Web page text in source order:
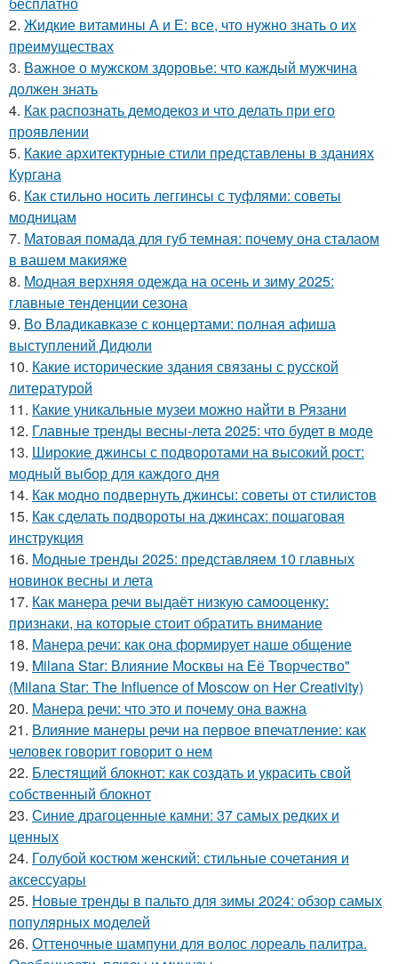
2. Жидкие витамины А и Е: все, что нужно знать о их
преимуществах
3. Важное о мужском здоровье: что каждый мужчина
должен знать
4. Как распознать демодекоз и что делать при его
проявлении
5. Какие архитектурные стили представлены в зданиях
Кургана
6. Как стильно носить леггинсы с туфлями: советы
модницам
7. Матовая помада для губ темная: почему она сталаом
в вашем макияже
8. Модная верхняя одежда на осень и зиму 2025:
главные тенденции сезона
9. Во Владикавказе с концертами: полная афиша
выступлений Дидюли
10. Какие исторические здания связаны с русской
литературой
11. Какие уникальные музеи можно найти в Рязани
12. Главные тренды весны-лета 2025: что будет в моде
13. Широкие джинсы с подворотами на высокий рост:
модный выбор для каждого дня
14. Как модно подвернуть джинсы: советы от стилистов
15. Как сделать подвороты на джинсах: пошаговая
инструкция
16. Модные тренды 2025: представляем 10 главных
новинок весны и лета
17. Как манера речи выдаёт низкую самооценку:
признаки, на которые стоит обратить внимание
18. Манера речи: как она формирует наше общение
19. Milana Star: Влияние Москвы на Её Творчество"
(Milana Star: The Influence of Moscow on Her Creativity)
20. Манера речи: что это и почему она важна
21. Влияние манеры речи на первое впечатление: как
человек говорит говорит о нем
22. Блестящий блокнот: как создать и украсить свой
собственный блокнот
23. Синие драгоценные камни: 37 самых редких и
ценных
24. Голубой костюм женский: стильные сочетания и
аксессуары
25. Новые тренды в пальто для зимы 2024: обзор самых
популярных моделей
26. Оттеночные шампуни для волос лореаль палитра.